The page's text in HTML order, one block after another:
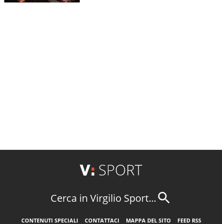
Cerca in Virgilio Sport...
CONTENUTI SPECIALI CONTATTACI MAPPA DEL SITO FEED RSS